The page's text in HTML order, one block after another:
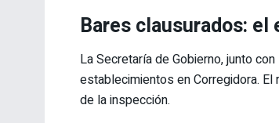
Bares clausurados:
La Secretaría de Gobierno, junto
establecimientos en Corregidora.
de la inspección.